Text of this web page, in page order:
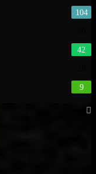
104
42
9